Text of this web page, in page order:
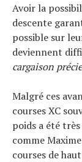
Avoir la
descente
possible sur
deviennent
cargaison
Malgré ces
courses XC
poids a été
comme
courses de